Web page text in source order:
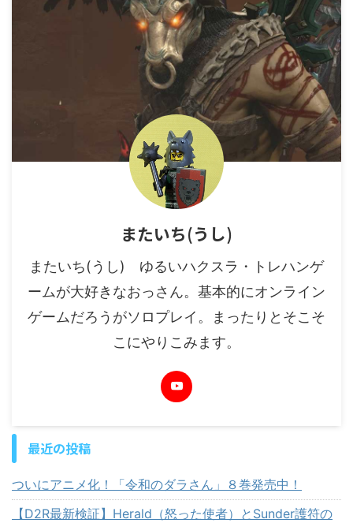
またいち(うし)
またいち(うし) ゆるいハクスラ・トレハンゲ
ームが大好きなおっさん。基本的にオンライン
ゲームだろうがソロプレイ。まったりとそこそ
こにやりこみます。
最近の投稿
ついにアニメ化！「令和のダラさん」８巻発売中！
【D2R最新検証】Herald（怒った使者）とSunder護符の